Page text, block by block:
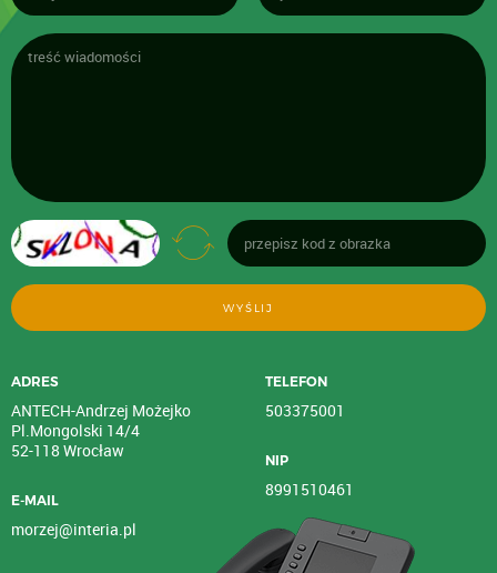
WYŚLIJ
ADRES
ANTECH-Andrzej Możejko
Pl.Mongolski 14/4
52-118 Wrocław
E-MAIL
morzej@interia.pl
TELEFON
503375001
NIP
8991510461